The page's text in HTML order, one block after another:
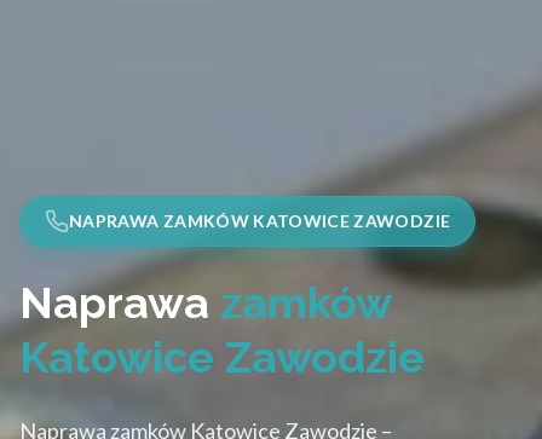
NAPRAWA ZAMKÓW KATOWICE ZAWODZIE
Naprawa zamków
Katowice Zawodzie
Naprawa zamków Katowice Zawodzie –